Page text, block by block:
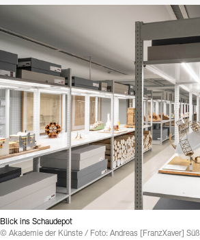
Kontakt
Blick ins Schaudepot
© Akademie der Künste / Foto: Andreas [FranzXaver] Süß